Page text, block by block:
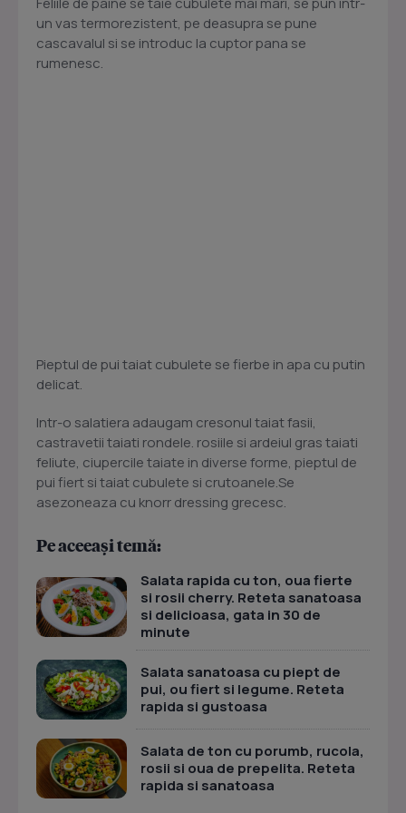
un vas termorezistent, pe deasupra se pune
cascavalul si se introduc la cuptor pana se
rumenesc.
Pieptul de pui taiat cubulete se fierbe in apa cu putin
delicat.
Intr-o salatiera adaugam cresonul taiat fasii,
castravetii taiati rondele. rosiile si ardeiul gras taiati
feliute, ciupercile taiate in diverse forme, pieptul de
pui fiert si taiat cubulete si crutoanele.Se
asezoneaza cu knorr dressing grecesc.
Pe aceeași temă:
Salata rapida cu ton, oua fierte
si rosii cherry. Reteta sanatoasa
si delicioasa, gata in 30 de
minute
Salata sanatoasa cu piept de
pui, ou fiert si legume. Reteta
rapida si gustoasa
Salata de ton cu porumb, rucola,
rosii si oua de prepelita. Reteta
rapida si sanatoasa